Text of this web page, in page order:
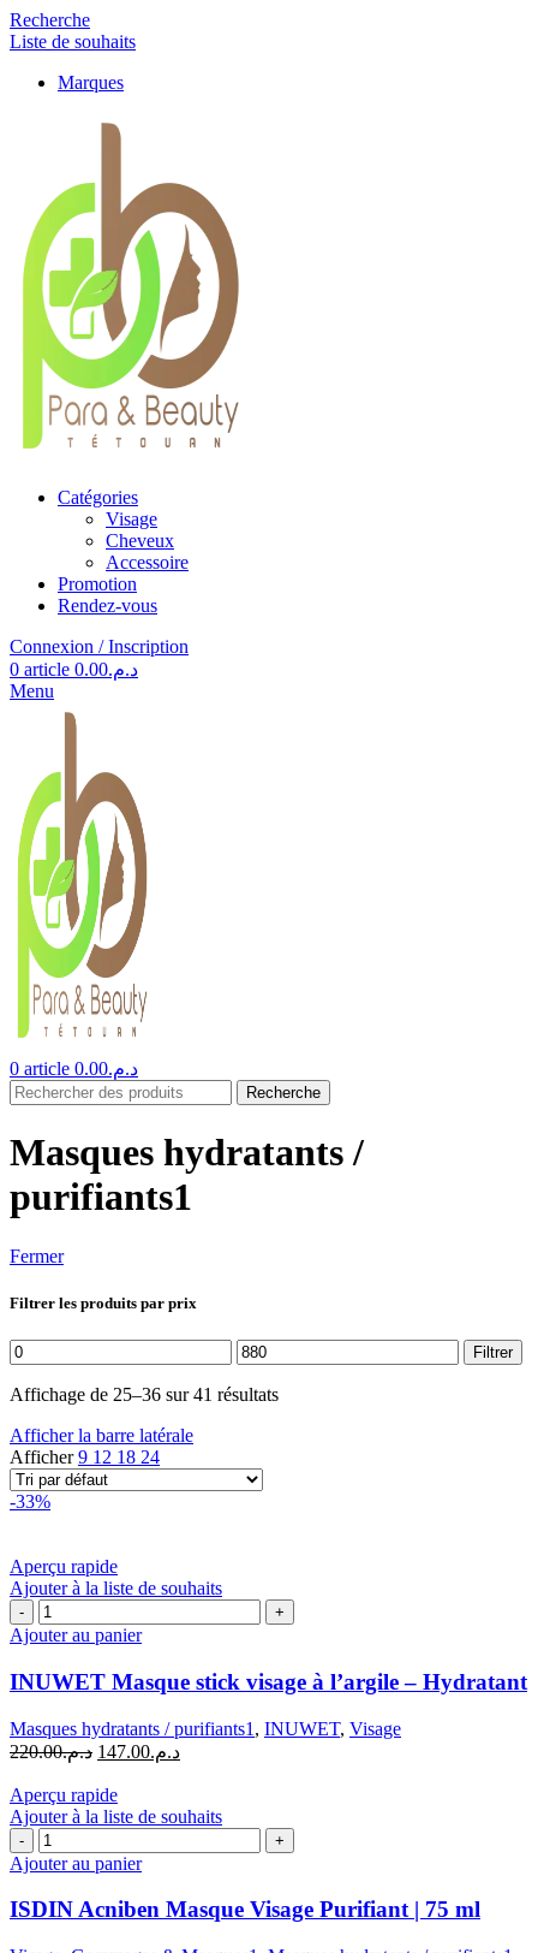
Recherche
Liste de souhaits
Marques
Catégories
Visage
Cheveux
Accessoire
Promotion
Rendez-vous
Connexion / Inscription
0 article د.م.0.00
Menu
0 article د.م.0.00
Recherche
Masques hydratants /
purifiants1
Fermer
Filtrer les produits par prix
Prix
min
Prix
max
Filtrer
Affichage de 25–36 sur 41 résultats
Afficher la barre latérale
Afficher9 12 18 24
-33%
Aperçu rapide
Ajouter à la liste de souhaits
quantité
de
INUWET
Masque
stick
à
l'argile
Hydratant
Ajouter au panier
INUWET Masque stick visage à l’argile – Hydratant
Masques hydratants / purifiants1 , INUWET, Visage
د.م.220.00
Le
initial
était :
د.م.147.00
Le
est :
د.م.147.00.
Aperçu rapide
Ajouter à la liste de souhaits
quantité
de
Acniben
Masque
Visage
Ajouter au panier
ISDIN Acniben Masque Visage Purifiant | 75 ml